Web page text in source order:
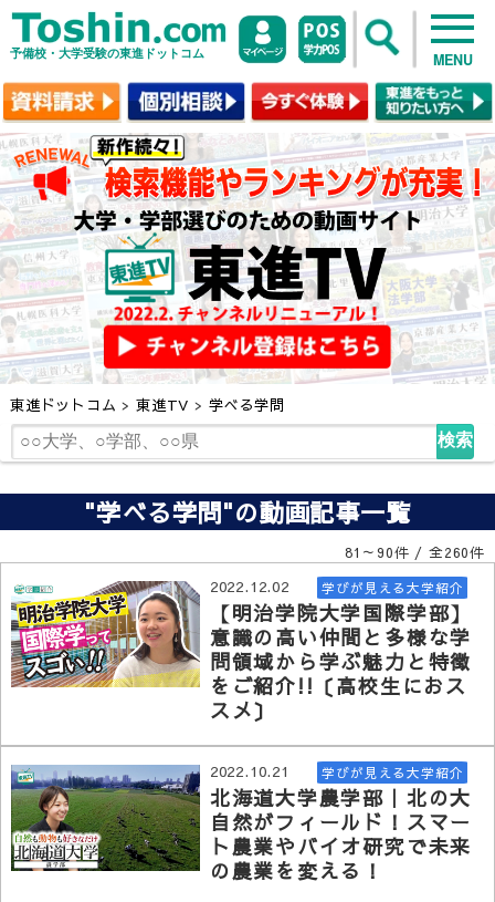
予備校・大学受験の東進ドットコム MENU
東進ドットコム > 東進TV > 学べる学問
検索
"学べる学問"の動画記事一覧
81～90件 / 全260件
2022.12.02 学びが見える大学紹介
【明治学院大学国際学部】
意識の高い仲間と多様な学
問領域から学ぶ魅力と特徴
をご紹介!!〔高校生におス
スメ〕
2022.10.21 学びが見える大学紹介
北海道大学農学部｜北の大
自然がフィールド！スマー
ト農業やバイオ研究で未来
の農業を変える！